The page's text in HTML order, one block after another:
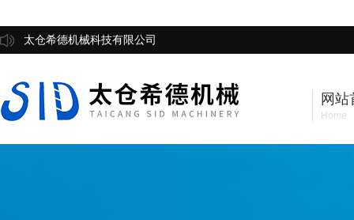
太仓希德机械科技有限公司
网站
Home